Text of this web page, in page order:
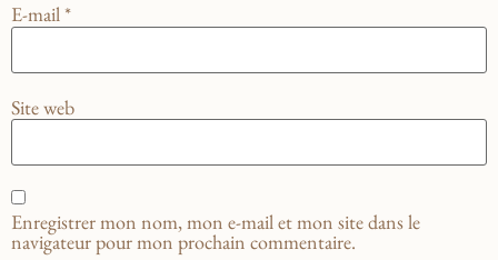
E-mail*
Site web
Enregistrer mon nom, mon e-mail et mon site dans le
navigateur pour mon prochain commentaire.